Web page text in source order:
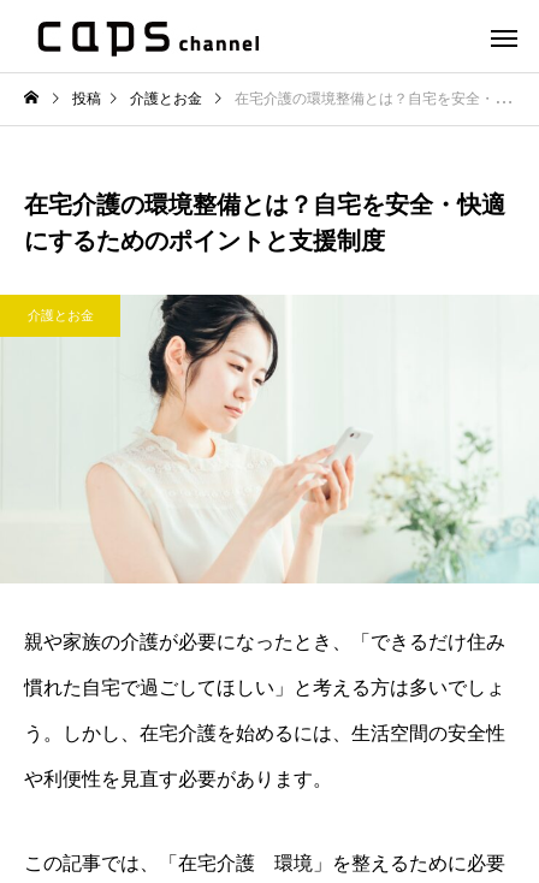
投稿 介護とお金 在宅介護の環境整備とは？自宅を安全・快適にするためのポイントと支援制度
在宅介護の環境整備とは？自宅を安全・快適
にするためのポイントと支援制度
介護とお金
親や家族の介護が必要になったとき、「できるだけ住み
慣れた自宅で過ごしてほしい」と考える方は多いでしょ
う。しかし、在宅介護を始めるには、生活空間の安全性
や利便性を見直す必要があります。
この記事では、「在宅介護 環境」を整えるために必要